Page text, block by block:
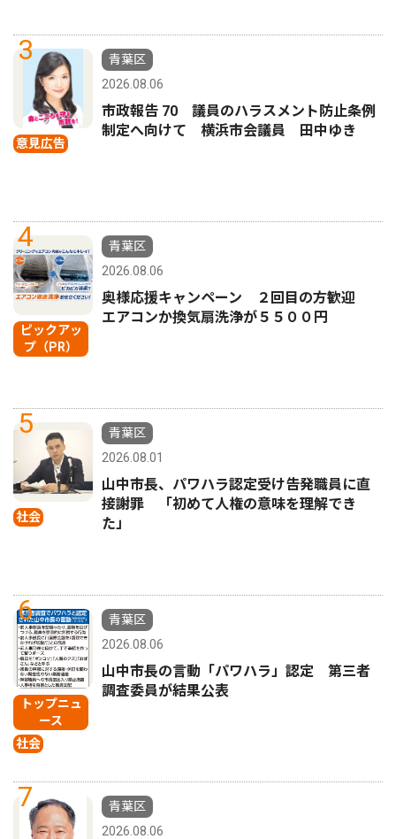
3
意見広告
青葉区
2026.08.06
市政報告 70 議員のハラスメント防止条例
制定へ向けて 横浜市会議員 田中ゆき
4
ピックアッ
プ（PR）
青葉区
2026.08.06
奥様応援キャンペーン ２回目の方歓迎
エアコンか換気扇洗浄が５５００円
5
社会
青葉区
2026.08.01
山中市長、パワハラ認定受け告発職員に直
接謝罪 「初めて人権の意味を理解でき
た」
6
トップニュ
ース
社会
青葉区
2026.08.06
山中市長の言動「パワハラ」認定 第三者
調査委員が結果公表
7
青葉区
2026.08.06